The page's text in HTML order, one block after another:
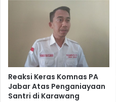
Reaksi Keras Komnas PA
Jabar Atas Penganiayaan
Santri di Karawang